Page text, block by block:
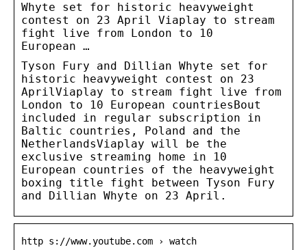
Whyte set for historic heavyweight
contest on 23 April Viaplay to stream
fight live from London to 10
European …
Tyson Fury and Dillian Whyte set for
historic heavyweight contest on 23
AprilViaplay to stream fight live from
London to 10 European countriesBout
included in regular subscription in
Baltic countries, Poland and the
NetherlandsViaplay will be the
exclusive streaming home in 10
European countries of the heavyweight
boxing title fight between Tyson Fury
and Dillian Whyte on 23 April.
http s://www.youtube.com › watch